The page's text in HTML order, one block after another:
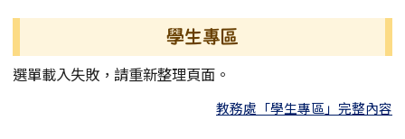
學生專區
選單載入失敗，請重新整理頁面。
教務處「學生專區」完整內容